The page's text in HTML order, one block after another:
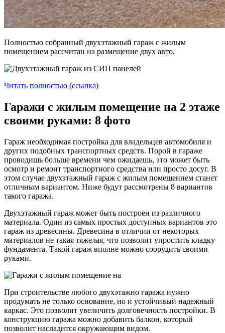
Полностью собранный двухэтажный гараж с жилым
помещением рассчитан на размещение двух авто.
Читать полностью (ссылка)
Гаражи с жилым помещение на 2 этаже
своими руками: 8 фото
Гараж необходимая постройка для владельцев автомобиля и
других подобных транспортных средств. Порой в гараже
проводишь больше времени чем ожидаешь, это может быть
осмотр и ремонт транспортного средства или просто досуг. В
этом случае двухэтажный гараж с жилым помещением станет
отличным вариантом. Ниже будут рассмотрены 8 вариантов
такого гаража.
Двухэтажный гараж может быть построен из различного
материала. Один из самых простых доступных вариантов это
гараж из древесины. Древесина в отличии от некоторых
материалов не такая тяжелая, что позволит упростить кладку
фундамента. Такой гараж вполне можно соорудить своими
руками.
При строительстве любого двухэтажно гаража нужно
продумать не только основание, но и устойчивый надежный
каркас. Это позволит увеличить долговечность постройки. В
конструкцию гаража можно добавить балкон, который
позволит насладится окружающим видом.